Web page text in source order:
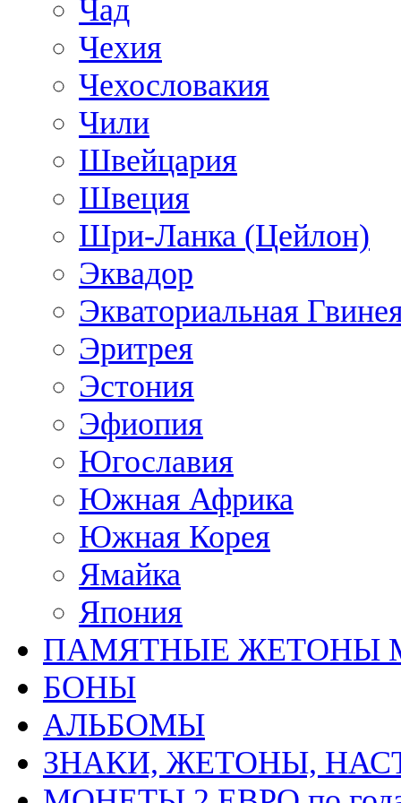
Чад
Чехия
Чехословакия
Чили
Швейцария
Швеция
Шри-Ланка (Цейлон)
Эквадор
Экваториальная
Эритрея
Эстония
Эфиопия
Югославия
Южная Африка
Южная Корея
Ямайка
Япония
ПАМЯТНЫЕ ЖЕТОНЫ
БОНЫ
АЛЬБОМЫ
ЗНАКИ, ЖЕТОНЫ,